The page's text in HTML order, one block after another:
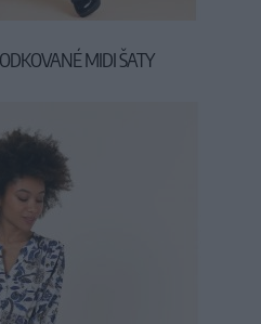
MIDI ŠATY